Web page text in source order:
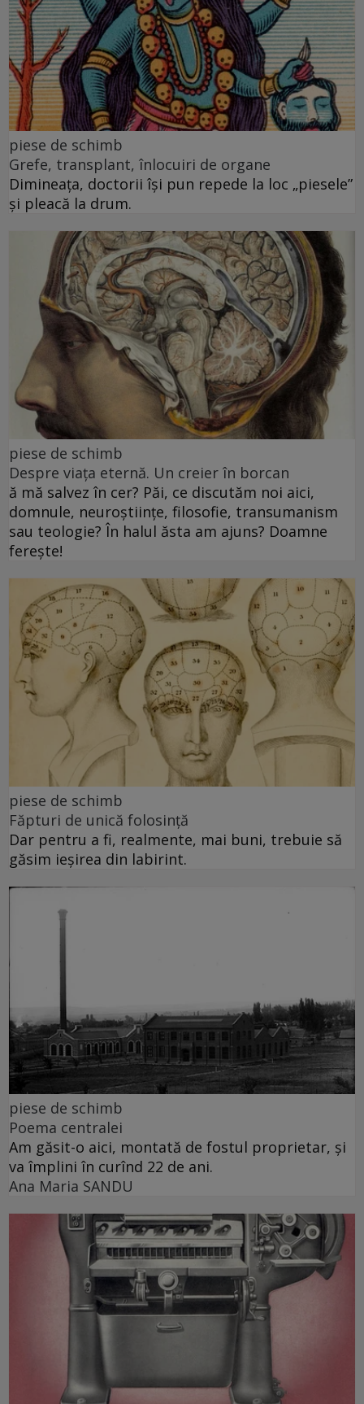
piese de schimb
Grefe, transplant, înlocuiri de organe
Dimineața, doctorii își pun repede la loc „piesele”
și pleacă la drum.
piese de schimb
Despre viața eternă. Un creier în borcan
ă mă salvez în cer? Păi, ce discutăm noi aici,
domnule, neuroștiințe, filosofie, transumanism
sau teologie? În halul ăsta am ajuns? Doamne
ferește!
piese de schimb
Făpturi de unică folosință
Dar pentru a fi, realmente, mai buni, trebuie să
găsim ieșirea din labirint.
piese de schimb
Poema centralei
Am găsit-o aici, montată de fostul proprietar, și
va împlini în curînd 22 de ani.
Ana Maria SANDU